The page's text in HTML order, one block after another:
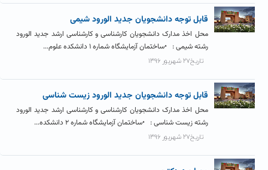
قابل توجه دانشجویان جدید الورود شیمی
محل اخذ مدارک دانشجویان کارشناسی و کارشناسی ارشد جدید الورود
رشته شیمی : •ساختمان آزمایشگاه شماره ۱ دانشکده علوم...
تاریخ۲۷ شهریور ۱۳۹۶
قابل توجه دانشجویان جدید الورود زیست شناسی
محل اخذ مدارک دانشجویان کارشناسی و کارشناسی ارشد جدید الورود
رشته زیست شناسی : •ساختمان آزمایشگاه شماره ۲ دانشکده...
تاریخ۲۷ شهریور ۱۳۹۶